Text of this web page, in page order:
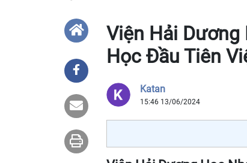
Viện Hải Dương
Học Đầu Tiên
Katan
15:46 13/06/2024